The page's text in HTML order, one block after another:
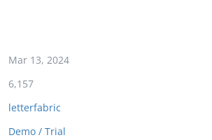
Mar 13, 2024
6,157
letterfabric
Demo / Trial